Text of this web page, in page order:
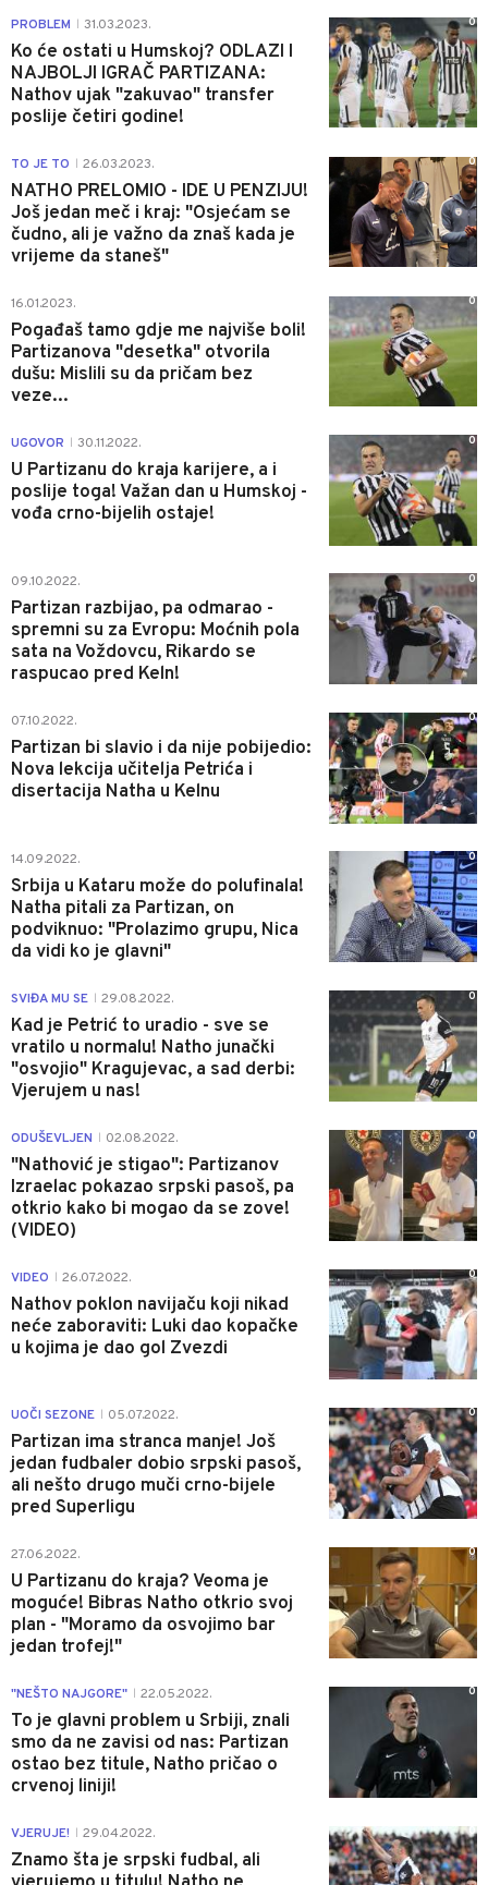
PROBLEM 31.03.2023.
Ko će ostati u Humskoj? ODLAZI I
NAJBOLJI IGRAČ PARTIZANA:
Nathov ujak "zakuvao" transfer
poslije četiri godine!
0
TO JE TO 26.03.2023.
NATHO PRELOMIO - IDE U PENZIJU!
Još jedan meč i kraj: "Osjećam se
čudno, ali je važno da znaš kada je
vrijeme da staneš"
0
16.01.2023.
Pogađaš tamo gdje me najviše boli!
Partizanova "desetka" otvorila
dušu: Mislili su da pričam bez
veze...
0
UGOVOR 30.11.2022.
U Partizanu do kraja karijere, a i
poslije toga! Važan dan u Humskoj -
vođa crno-bijelih ostaje!
0
09.10.2022.
Partizan razbijao, pa odmarao -
spremni su za Evropu: Moćnih pola
sata na Voždovcu, Rikardo se
raspucao pred Keln!
0
07.10.2022.
Partizan bi slavio i da nije pobijedio:
Nova lekcija učitelja Petrića i
disertacija Natha u Kelnu
0
14.09.2022.
Srbija u Kataru može do polufinala!
Natha pitali za Partizan, on
podviknuo: "Prolazimo grupu, Nica
da vidi ko je glavni"
0
SVIĐA MU SE 29.08.2022.
Kad je Petrić to uradio - sve se
vratilo u normalu! Natho junački
"osvojio" Kragujevac, a sad derbi:
Vjerujem u nas!
0
ODUŠEVLJEN 02.08.2022.
"Nathović je stigao": Partizanov
Izraelac pokazao srpski pasoš, pa
otkrio kako bi mogao da se zove!
(VIDEO)
0
VIDEO 26.07.2022.
Nathov poklon navijaču koji nikad
neće zaboraviti: Luki dao kopačke
u kojima je dao gol Zvezdi
0
UOČI SEZONE 05.07.2022.
Partizan ima stranca manje! Još
jedan fudbaler dobio srpski pasoš,
ali nešto drugo muči crno-bijele
pred Superligu
0
27.06.2022.
U Partizanu do kraja? Veoma je
moguće! Bibras Natho otkrio svoj
plan - "Moramo da osvojimo bar
jedan trofej!"
0
"NEŠTO NAJGORE" 22.05.2022.
To je glavni problem u Srbiji, znali
smo da ne zavisi od nas: Partizan
ostao bez titule, Natho pričao o
crvenoj liniji!
0
VJERUJE! 29.04.2022.
Znamo šta je srpski fudbal, ali
0